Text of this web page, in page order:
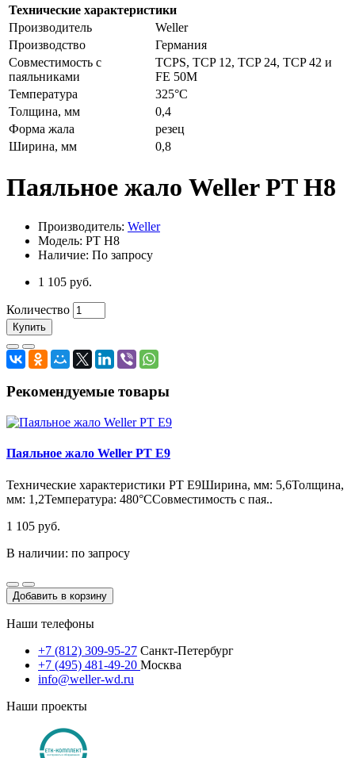
Технические характеристики
Производитель
Weller
Производство
Германия
Совместимость с
паяльниками
TCPS, TCP 12, TCP 24, TCP 42 и
FE 50M
Температура
325°C
Толщина, мм
0,4
Форма жала
резец
Ширина, мм
0,8
Паяльное жало Weller PT H8
Производитель: Weller
Модель: PT H8
Наличие: По запросу
1 105 руб.
Количество
Купить
Рекомендуемые товары
Паяльное жало Weller PT E9
Технические характеристики PT E9Ширина, мм: 5,6Толщина,
мм: 1,2Температура: 480°CСовместимость с пая..
1 105 руб.
В наличии: по запросу
Добавить в корзину
Наши телефоны
+7 (812) 309-95-27 Санкт-Петербург
+7 (495) 481-49-20 Москва
info@weller-wd.ru
Наши проекты